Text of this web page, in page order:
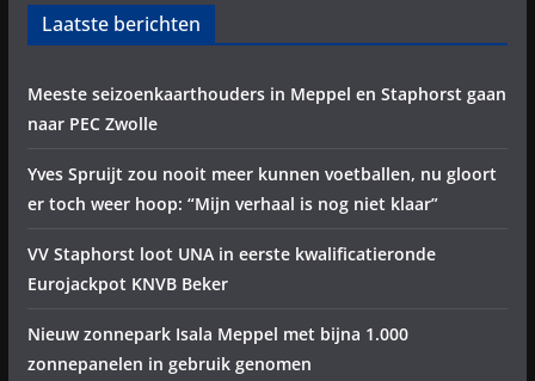
Laatste berichten
Meeste seizoenkaarthouders in Meppel en Staphorst gaan
naar PEC Zwolle
Yves Spruijt zou nooit meer kunnen voetballen, nu gloort
er toch weer hoop: “Mijn verhaal is nog niet klaar”
VV Staphorst loot UNA in eerste kwalificatieronde
Eurojackpot KNVB Beker
Nieuw zonnepark Isala Meppel met bijna 1.000
zonnepanelen in gebruik genomen